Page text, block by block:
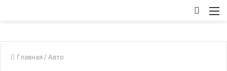
Главная / Авто